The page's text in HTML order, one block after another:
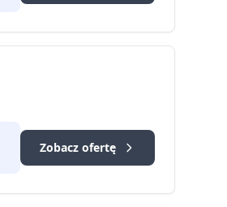
Zobacz ofertę